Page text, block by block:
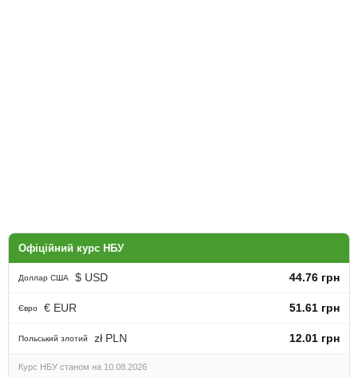
Офіційний курс НБУ
Доллар США $ USD 44.76 грн
Євро € EUR 51.61 грн
Польський злотий zł PLN 12.01 грн
Курс НБУ станом на 10.08.2026